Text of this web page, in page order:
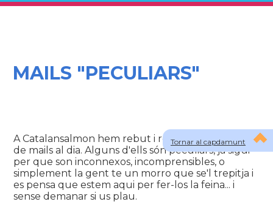
Tornar al capdamunt
MAILS "PECULIARS"
A Catalansalmon hem rebut i rebem un bon munt
de mails al dia. Alguns d'ells són peculiars, ja sigui
per que son inconnexos, incomprensibles, o
simplement la gent te un morro que se'l trepitja i
es pensa que estem aqui per fer-los la feina... i
sense demanar si us plau.